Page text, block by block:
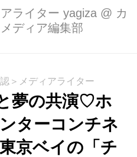
ンドが日本に初めて上陸
ホテル業界はもちろん、
グラングリーン大阪」 南
あり、2024年に新設され
地下口」から徒歩4分と
スで、スーツケース片手
どり着ける設計です。
ライター yagiza @ カ
ディア編集部
＞メディアライター
夢の共演♡ホ
ターコンチネ
京ベイの「チ